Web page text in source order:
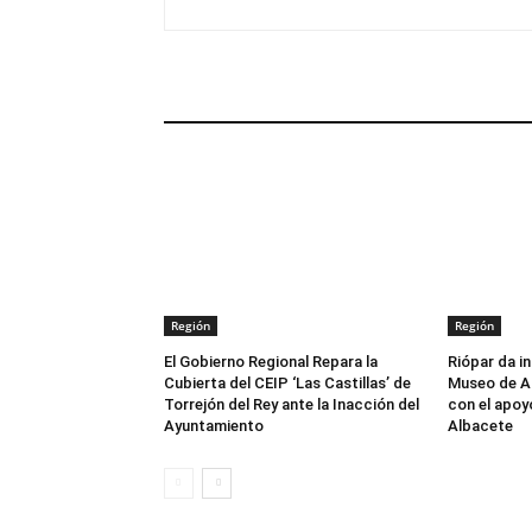
Región
El Gobierno Regional Repara la
Cubierta del CEIP ‘Las Castillas’ de
Torrejón del Rey ante la Inacción del
Ayuntamiento
Región
Riópar da
Museo de
con el
Albacete